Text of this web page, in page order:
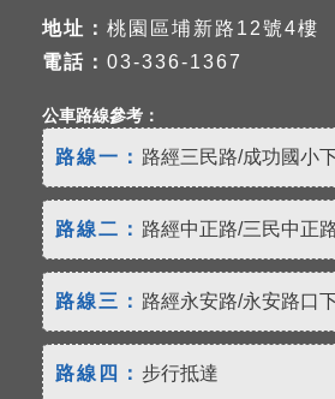
地址： 桃園區埔新路12號4樓
電話： 03-336-1367
公車路線參考：
路線一： 路經三民路/成功國小
路線二： 路經中正路/三民中正
路線三： 路經永安路/永安路口
路線四： 步行抵達